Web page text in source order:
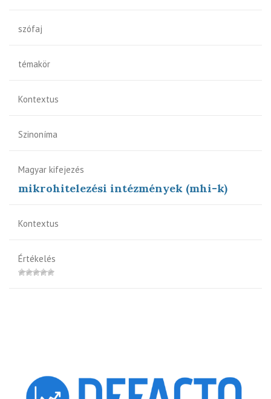
szófaj
témakör
Kontextus
Szinoníma
Magyar kifejezés
mikrohitelezési intézmények (mhi-k)
Kontextus
Értékelés